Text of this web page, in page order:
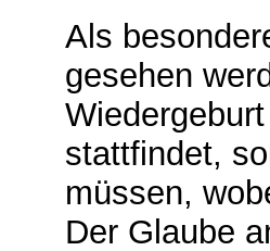
Als
gesehen
stattfindet,
müssen,
Der Glaube